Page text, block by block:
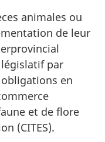
animales ou
de leur
législatif par
en
et de flore
(CITES).